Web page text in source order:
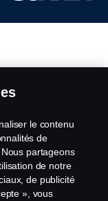
le contenu
de
partageons
de notre
de publicité
», vous